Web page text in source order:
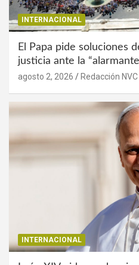
INTERNACIONAL
El Papa pide soluciones
justicia ante la
agosto 2, 2026 Redacción NVC
INTERNACIONAL